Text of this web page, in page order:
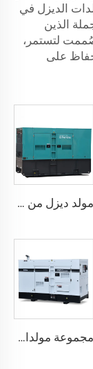
الديزل في
الذين
صُممت لتستمر،
على
مولد ديزل من نوع Perkins Super Silent بدون صوت للمستخدمات الصناعية والتجارية
مجموعة مولدات YUNNEI ديزل عالية الأداء من 25 إلى 100 كيلو فولت أمبير للاستخدام الصناعي